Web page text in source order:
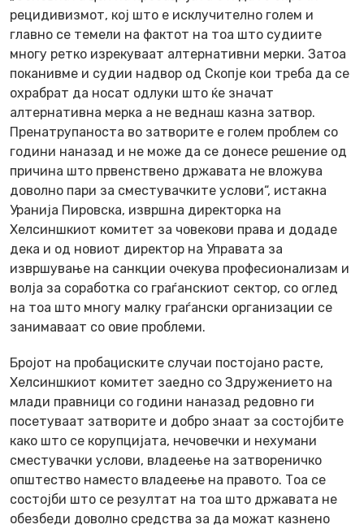
рецидивизмот, кој што е исклучително голем и
главно се темели на фактот на тоа што судиите
многу ретко изрекуваат алтернативни мерки. Затоа
поканивме и судии надвор од Скопје кои треба да се
охрабрат да носат одлуки што ќе значат
алтернативна мерка а не веднаш казна затвор.
Пренатрупаноста во затворите е голем проблем со
години наназад и не може да се донесе решение од
причина што првенствено државата не вложува
доволно пари за сместувачките услови“, истакна
Уранија Пировска, извршна директорка на
Хелсиншкиот комитет за човекови права и додаде
дека и од новиот директор на Управата за
извршување на санкции очекува професионализам и
волја за соработка со граѓанскиот сектор, со оглед
на тоа што многу малку граѓански организации се
занимаваат со овие проблеми.
Бројот на пробациските случаи постојано расте,
Хелсиншкиот комитет заедно со Здружението на
млади правници со години наназад редовно ги
посетуваат затворите и добро знаат за состојбите
како што се корупцијата, нечовечки и нехумани
сместувачки услови, владеење на затвореничко
општество наместо владеење на правото. Тоа се
состојби што се резултат на тоа што државата не
обезбеди доволно средства за да можат казнено